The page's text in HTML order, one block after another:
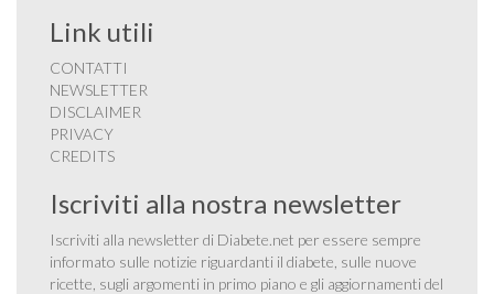
Link utili
CONTATTI
NEWSLETTER
DISCLAIMER
PRIVACY
CREDITS
Iscriviti alla nostra newsletter
Iscriviti alla newsletter di Diabete.net per essere sempre
informato sulle notizie riguardanti il diabete, sulle nuove
ricette, sugli argomenti in primo piano e gli aggiornamenti del